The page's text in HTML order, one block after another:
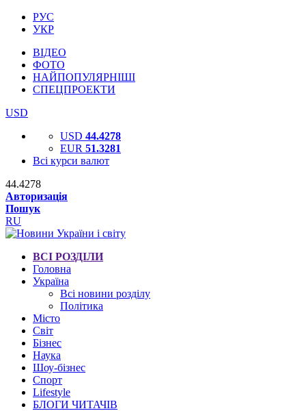
РУС
УКР
ВІДЕО
ФОТО
НАЙПОПУЛЯРНІШІ
СПЕЦПРОЕКТИ
USD
USD 44.4278
EUR 51.3281
Всі курси валют
44.4278
Авторизація
Пошук
RU
ВСІ РОЗДІЛИ
Головна
Україна
Всі новини розділу
Політика
Місто
Світ
Бізнес
Наука
Шоу-бізнес
Спорт
Lifestyle
БЛОГИ ЧИТАЧІВ